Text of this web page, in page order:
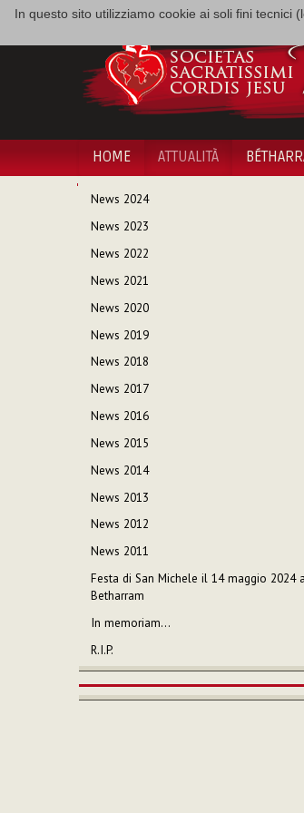
In questo sito utilizziamo cookie ai soli fini tecnici
HOME ATTUALITÀ
NAVIGAZIONE
News 2024
News 2023
News 2022
News 2021
News 2020
News 2019
News 2018
News 2017
News 2016
News 2015
News 2014
News 2013
News 2012
News 2011
Festa di San Michele il 14 maggio 2024 a
Betharram
In memoriam…
R.I.P.